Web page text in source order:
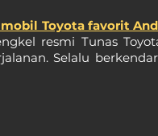
Toyota favorit
Selalu